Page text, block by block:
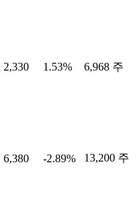
2,330 1.53% 6,968 주
6,380 -2.89% 13,200 주